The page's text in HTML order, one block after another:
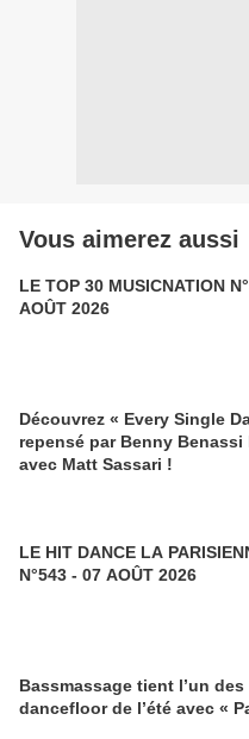
Vous aimerez aussi
LE TOP 30 MUSICNATION
AOÛT 2026
Découvrez « Every Single
repensé par Benny Benassi
avec Matt Sassari !
LE HIT DANCE LA
N°543 - 07 AOÛT 2026
Bassmassage tient l’un
dancefloor de l’été avec «